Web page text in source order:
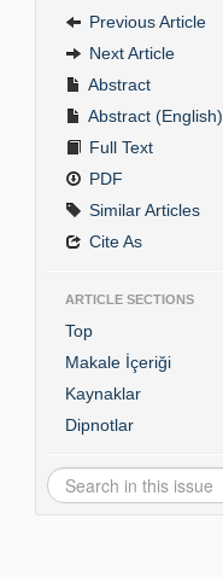
Previous Article
Next Article
Abstract
Abstract (English)
Full Text
PDF
Similar Articles
Cite As
ARTICLE SECTIONS
Top
Makale İçeriği
Kaynaklar
Dipnotlar